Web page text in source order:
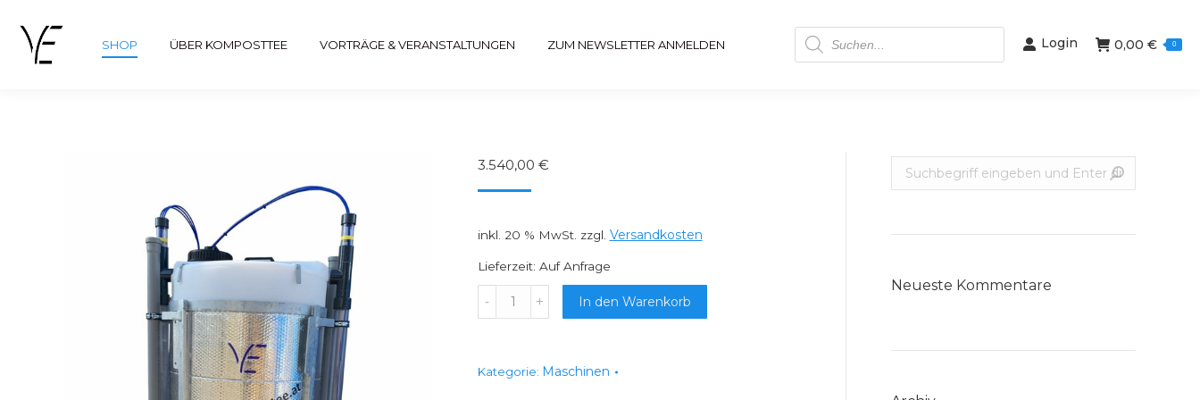
SHOP ÜBER KOMPOSTTEE VORTRÄGE & VERANSTALTUNGEN ZUM NEWSLETTER ANMELDEN
Products
search Login 0,00 € 0
3.540,00 €
inkl. 20 % MwSt. zzgl. Versandkosten
Lieferzeit: Auf Anfrage
-
inkl.
In den Warenkorb
Kategorie: Maschinen
Suche:
Neueste Kommentare